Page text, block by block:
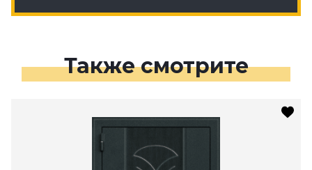
Также смотрите